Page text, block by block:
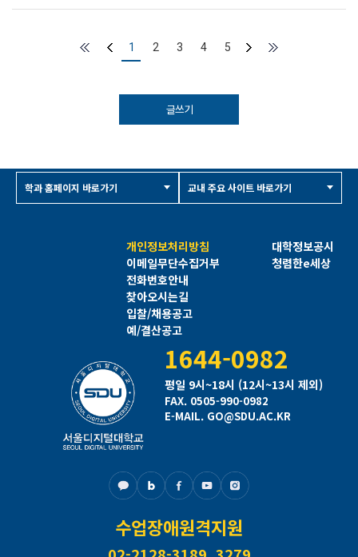
1 2 3 4 5
글쓰기
개인정보처리방침
이메일무단수집거부
전화번호안내
찾아오시는길
입찰/채용공고
예/결산공고
대학정보공시
청렴한e세상
1644-0982
평일 9시~18시 (12시~13시 제외)
FAX. 0505-990-0982
E-MAIL. GO@SDU.AC.KR
수업장애원격지원
학과 홈페이지 바로가기 교내 주요 사이트 바로가기